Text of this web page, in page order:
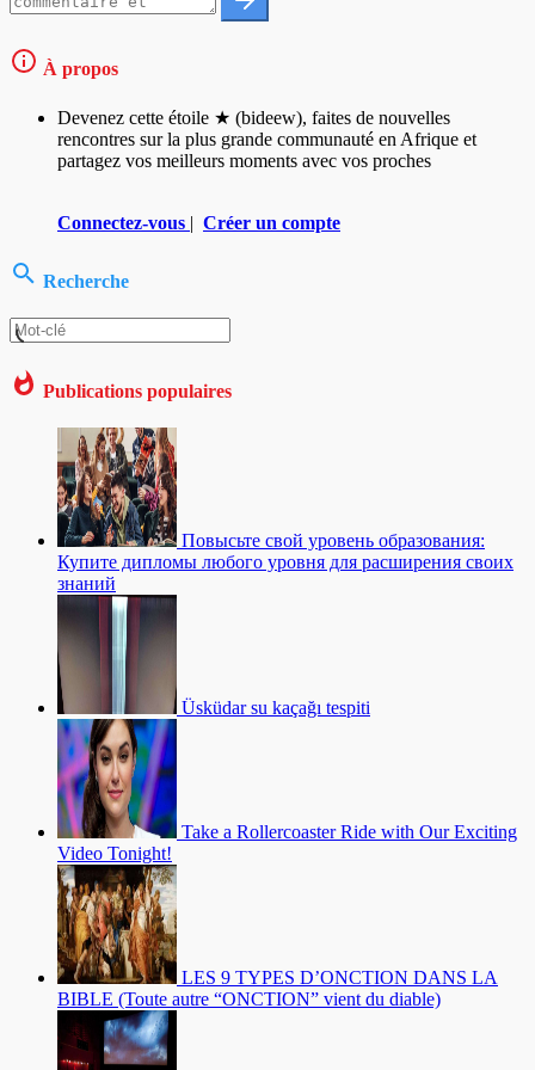
À propos
Devenez cette étoile ★ (bideew), faites de nouvelles
rencontres sur la plus grande communauté en Afrique et
partagez vos meilleurs moments avec vos proches
Connectez-vous | Créer un compte
Recherche
Publications populaires
Повысьте свой уровень образования:
Купите дипломы любого уровня для расширения своих
знаний
Üsküdar su kaçağı tespiti
Take a Rollercoaster Ride with Our Exciting
Video Tonight!
LES 9 TYPES D’ONCTION DANS LA
BIBLE (Toute autre “ONCTION” vient du diable)